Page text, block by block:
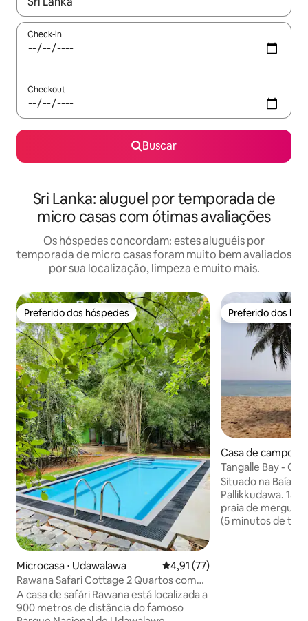
Check-in
Checkout
Buscar
Sri Lanka: aluguel por temporada de
micro casas com ótimas avaliações
Os hóspedes concordam: estes aluguéis por
temporada de micro casas foram muito bem avaliados
por sua localização, limpeza e muito mais.
Preferido dos hóspedes
Preferido dos hóspedes
Microcasa ⋅ Udawalawa 4,91 de uma avaliação média
4,91 (77)
Rawana Safari Cottage 2 Quartos com
Ar Condicionado
A casa de safári Rawana está localizada a
900 metros de distância do famoso
Preferido dos
Preferido dos
Casa de campo ⋅
Tangalle Bay -
Situado na Baía
Pallikkudawa. 150
praia de
(5 minutos de tuk